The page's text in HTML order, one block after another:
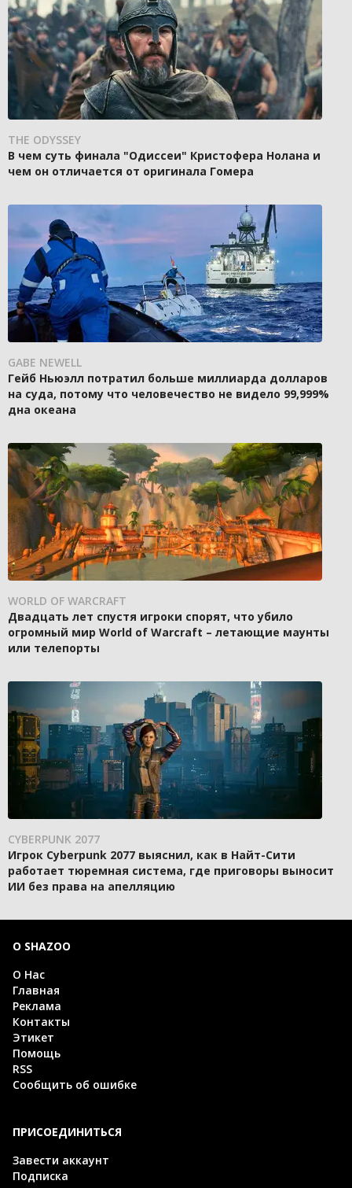
THE ODYSSEY
В чем суть финала "Одиссеи" Кристофера Нолана и
чем он отличается от оригинала Гомера
GABE NEWELL
Гейб Ньюэлл потратил больше миллиарда долларов
на суда, потому что человечество не видело 99,999%
дна океана
WORLD OF WARCRAFT
Двадцать лет спустя игроки спорят, что убило
огромный мир World of Warcraft – летающие маунты
или телепорты
CYBERPUNK 2077
Игрок Cyberpunk 2077 выяснил, как в Найт-Сити
работает тюремная система, где приговоры выносит
ИИ без права на апелляцию
О SHAZOO
О Нас
Главная
Реклама
Контакты
Этикет
Помощь
RSS
Сообщить об ошибке
ПРИСОЕДИНИТЬСЯ
Завести аккаунт
Подписка